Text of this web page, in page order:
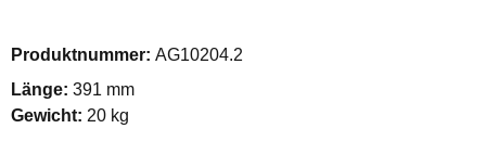
Produktnummer: AG10204.2
Länge: 391 mm
Gewicht: 20 kg